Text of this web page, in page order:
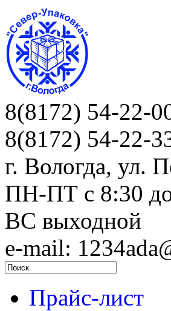
8(8172) 54-22-
8(8172) 54-22-
г. Вологда, ул.
ПН-ПТ c 8:30
ВС выходной
e-mail:
Прайс-лист